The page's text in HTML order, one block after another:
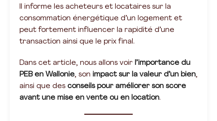
Il informe les acheteurs et locataires sur la
consommation énergétique d’un logement et
peut fortement influencer la rapidité d’une
transaction ainsi que le prix final.
Dans cet article, nous allons voir l’importance du
PEB en Wallonie, son impact sur la valeur d’un bien,
ainsi que des conseils pour améliorer son score
avant une mise en vente ou en location.